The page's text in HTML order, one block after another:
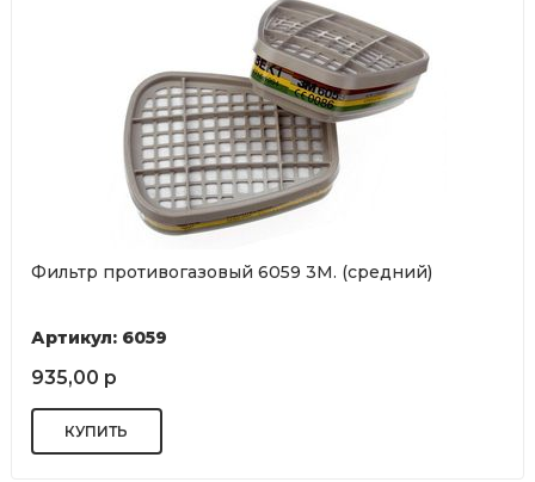
Фильтр противогазовый 6059 3М. (средний)
Артикул: 6059
935,00 р